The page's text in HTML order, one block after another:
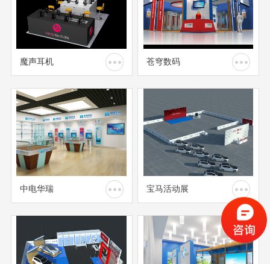
魔声耳机 苍穹数码
中电华瑞 宝马活动展